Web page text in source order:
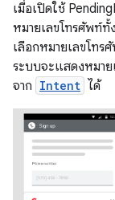
เมื่อเปิดใช้
หมายเลขโทรศัพท์ทั้
เลือกหมายเลขโทร
ระบบจะแสดงหมา
จาก Intent ได้